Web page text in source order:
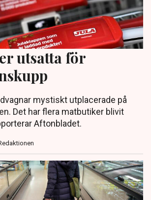
utsatta för
mystiskt utplacerade på
Det har flera matbutiker blivit
Aftonbladet.